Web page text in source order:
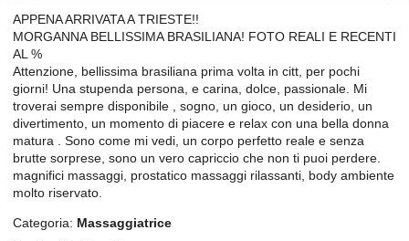
APPENA ARRIVATA A TRIESTE!!
MORGANNA BELLISSIMA BRASILIANA! FOTO REALI E RECENTI
AL %
Attenzione, bellissima brasiliana prima volta in citt, per pochi
giorni! Una stupenda persona, e carina, dolce, passionale. Mi
troverai sempre disponibile , sogno, un gioco, un desiderio, un
divertimento, un momento di piacere e relax con una bella donna
matura . Sono come mi vedi, un corpo perfetto reale e senza
brutte sorprese, sono un vero capriccio che non ti puoi perdere.
magnifici massaggi, prostatico massaggi rilassanti, body ambiente
molto riservato.
Categoria: Massaggiatrice